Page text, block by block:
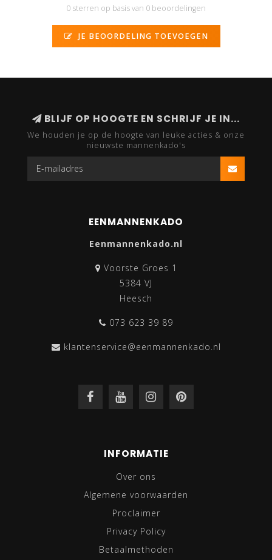
0 sterren op basis van 0 beoordelingen
JE BEOORDELING TOEVOEGEN
BLIJF OP HOOGTE EN SCHRIJF JE IN...
We houden je op de hoogte van leuke acties & onze
nieuwste mannenkado's
EENMANNENKADO
Eenmannenkado.nl
Voorste Groes 1
5384 VJ
Heesch
073 623 39 89
klantenservice@eenmannenkado.nl
INFORMATIE
Over ons
Algemene voorwaarden
Proclaimer
Privacy Policy
Betaalmethoden